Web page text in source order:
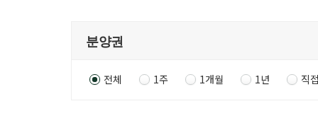
전체 1주 1개월 1년 직